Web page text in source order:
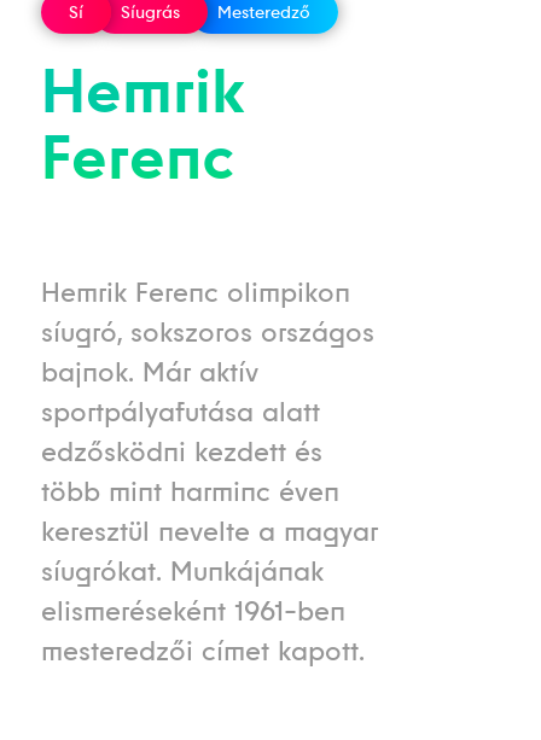
Sí Síugrás Mesteredző
Hemrik
Ferenc
Hemrik Ferenc olimpikon
síugró, sokszoros országos
bajnok. Már aktív
sportpályafutása alatt
edzősködni kezdett és
több mint harminc éven
keresztül nevelte a magyar
síugrókat. Munkájának
elismeréseként 1961-ben
mesteredzői címet kapott.